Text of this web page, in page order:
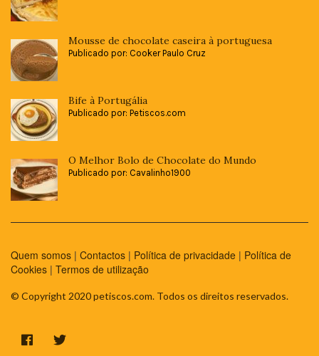
Mousse de chocolate caseira à portuguesa
Publicado por: Cooker Paulo Cruz
Bife à Portugália
Publicado por: Petiscos.com
O Melhor Bolo de Chocolate do Mundo
Publicado por: Cavalinho1900
Quem somos | Contactos | Política de privacidade | Política de
Cookies | Termos de utilização
© Copyright 2020 petiscos.com. Todos os direitos reservados.